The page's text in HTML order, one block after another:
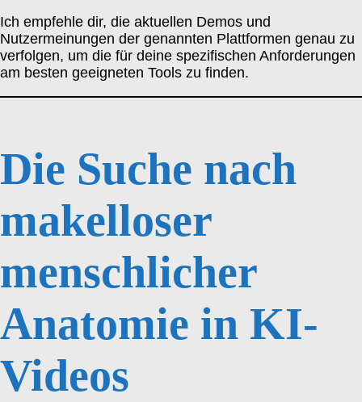
Ich empfehle dir, die aktuellen Demos und
Nutzermeinungen der genannten Plattformen genau zu
verfolgen, um die für deine spezifischen Anforderungen
am besten geeigneten Tools zu finden.
Die Suche nach
makelloser
menschlicher
Anatomie in KI-
Videos